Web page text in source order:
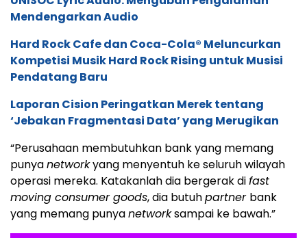
Mendengarkan Audio
Hard Rock Cafe dan Coca-Cola® Meluncurkan
Kompetisi Musik Hard Rock Rising untuk Musisi
Pendatang Baru
Laporan Cision Peringatkan Merek tentang
‘Jebakan Fragmentasi Data’ yang Merugikan
“Perusahaan membutuhkan bank yang memang
punyanetworkyang menyentuh ke seluruh wilayah
operasi mereka. Katakanlah dia bergerak difast
moving consumer goods, dia butuhpartner bank
yang memang punyanetworksampai ke bawah.”